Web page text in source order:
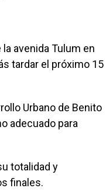
avenida Tulum en
tardar el próximo 15
Urbano de Benito
adecuado para
totalidad y
finales.